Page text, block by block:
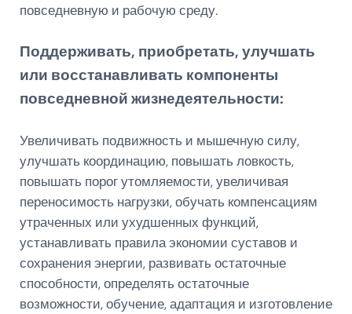
повседневную и рабочую среду.
Поддерживать, приобретать, улучшать
или восстанавливать компоненты
повседневной жизнедеятельности:
Увеличивать подвижность и мышечную силу,
улучшать координацию, повышать ловкость,
повышать порог утомляемости, увеличивая
переносимость нагрузки, обучать компенсациям
утраченных или ухудшенных функций,
устанавливать правила экономии суставов и
сохранения энергии, развивать остаточные
способности, определять остаточные
возможности, обучение, адаптация и изготовление